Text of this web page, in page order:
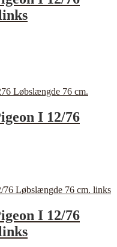
I 12/76
I 12/76